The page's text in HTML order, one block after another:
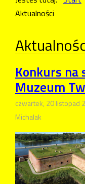
Aktualności
Konkurs
Muzeum
czwartek, 20 listopad
Michalak